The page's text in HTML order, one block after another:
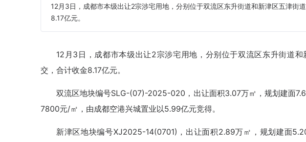
12月3日，成都市本级出让2宗涉宅用地，分别位于双流区东升街道和新津区五津街
8.17亿元。
12月3日，成都市本级出让2宗涉宅用地，分别位于双流区东升街道
交，合计收金8.17亿元。
双流区地块编号SLG-(07)-2025-020，出让面积3.07万㎡，规划建面
7800元/㎡，由成都空港兴城置业以5.99亿元竞得。
新津区地块编号XJ2025-14(0701)，出让面积2.89万㎡，规划建面